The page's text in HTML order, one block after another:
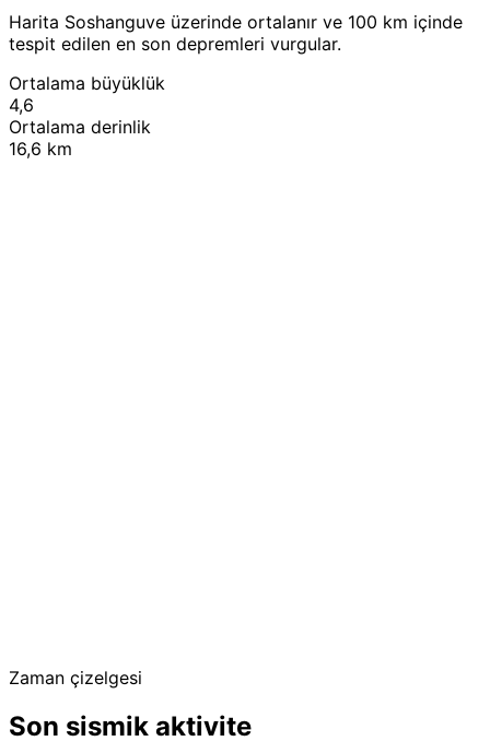
Harita Soshanguve üzerinde ortalanır ve 100 km içinde
tespit edilen en son depremleri vurgular.
Ortalama büyüklük
4,6
Ortalama derinlik
16,6 km
Zaman çizelgesi
Son sismik aktivite